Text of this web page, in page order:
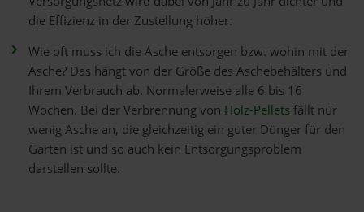
die Effizienz in der Zustellung höher.
Wie oft muss ich die Asche entsorgen bzw. wohin mit der
Asche? Das hängt von der Größe des Aschebehälters und
Ihrem Verbrauch ab. Normalerweise alle 6 bis 16
Wochen. Bei der Verbrennung von Holz-Pelletsfällt nur
wenig Asche an, die gleichzeitig ein guter Dünger für den
Garten ist und so auch kein Entsorgungsproblem
darstellen sollte.